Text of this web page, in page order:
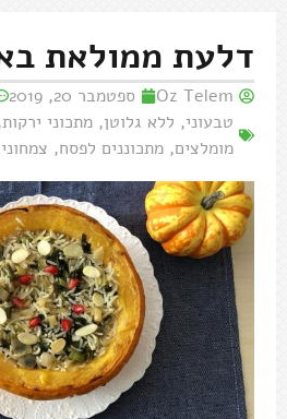
דלעת ממולאת
Oz Telem ספטמבר 20, 2019
טבעוני, ללא גלוטן, מתכוני ירקות
מומלצים, מתכוננים לפסח, צמחוני